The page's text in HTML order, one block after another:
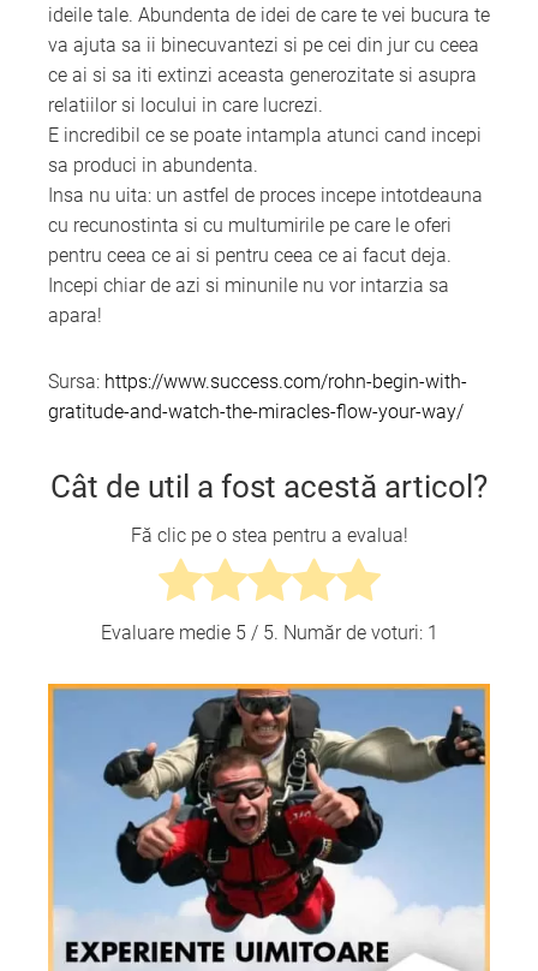
ideile tale. Abundenta de idei de care te vei bucura te
va ajuta sa ii binecuvantezi si pe cei din jur cu ceea
ce ai si sa iti extinzi aceasta generozitate si asupra
relatiilor si locului in care lucrezi.
E incredibil ce se poate intampla atunci cand incepi
sa produci in abundenta.
Insa nu uita: un astfel de proces incepe intotdeauna
cu recunostinta si cu multumirile pe care le oferi
pentru ceea ce ai si pentru ceea ce ai facut deja.
Incepi chiar de azi si minunile nu vor intarzia sa
apara!
Sursa: https://www.success.com/rohn-begin-with-
gratitude-and-watch-the-miracles-flow-your-way/
Cât de util a fost acestă articol?
Fă clic pe o stea pentru a evalua!
Evaluare medie 5 / 5. Număr de voturi: 1